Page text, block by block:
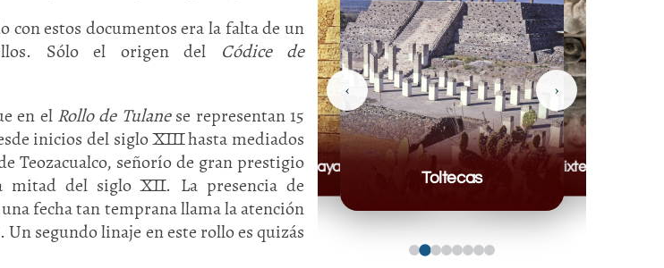
estos documentos era la falta de un
Sólo el origen del Códice de
en el Rollo de Tulanese representan 15
inicios del siglo XIII hasta mediados
Teozacualco, señorío de gran prestigio
mitad del siglo XII. La presencia de
fecha tan temprana llama la atención
segundo linaje en este rollo es quizás
Mayas
Toltecas
Mixteca
Huasteca
Olmecas
‹ ›